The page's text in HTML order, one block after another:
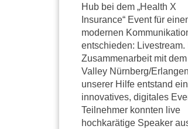
Hub bei dem „Health X
Insurance“ Event für
modernen
entschieden: Livestream.
Zusammenarbeit mit dem
Valley Nürnberg/
unserer Hilfe entstand ein
innovatives, digitales
Teilnehmer konnten live
hochkarätige Speaker